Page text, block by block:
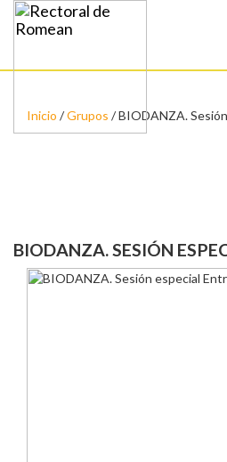
Inicio /Grupos / BIODANZA.
BIODANZA. SESIÓN